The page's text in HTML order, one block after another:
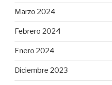
Marzo 2024
Febrero 2024
Enero 2024
Diciembre 2023